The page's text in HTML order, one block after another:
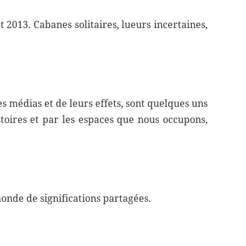
Cabanes solitaires, lueurs incertaines,
médias et de leurs effets, sont quelques uns
et par les espaces que nous occupons,
de significations partagées.